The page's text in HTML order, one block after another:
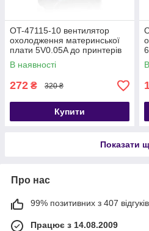
OT-47115-10 вентилятор
охолодження материнської
плати 5V0.05A до принтерів
Bambu Lab P1, X1
В наявності
272 ₴ 320 ₴
Купити
Показати
Про нас
99% позитивних з 407
Працює з 14.08.2009